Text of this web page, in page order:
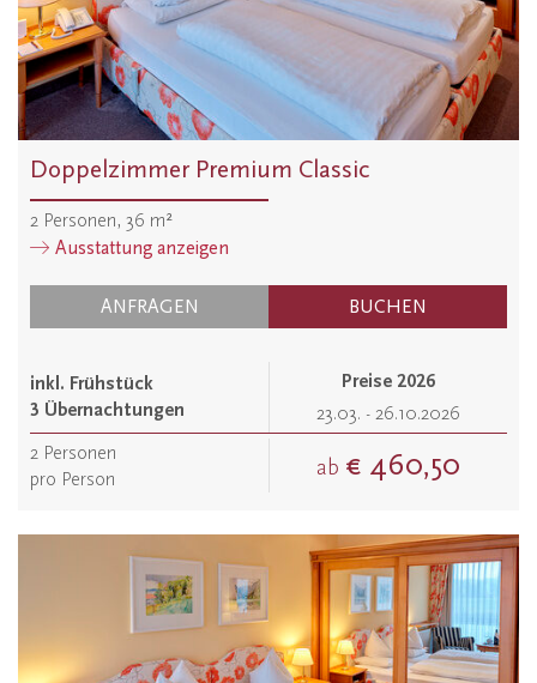
Doppelzimmer Premium Classic
2 Personen, 36 m²
Ausstattung anzeigen
ANFRAGEN BUCHEN
inkl. Frühstück
3 Übernachtungen
Preise 2026
23.03. - 26.10.2026
2 Personen
pro Person
ab € 460,50